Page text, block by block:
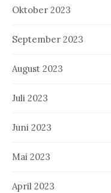
Oktober 2023
September 2023
August 2023
Juli 2023
Juni 2023
Mai 2023
April 2023